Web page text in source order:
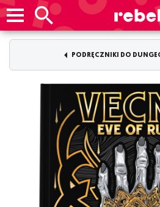
PODRĘCZNIKI DO